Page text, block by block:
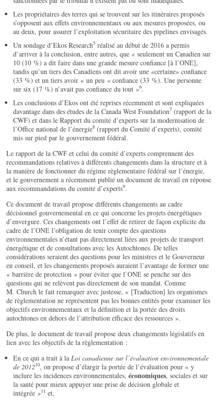
Les propriétaires des terres qui se trouvent sur les itinéraires proposés
s’opposent aux effets environnementaux ou aux mesures proposées, ou
au deux, pour assurer l’exploitation sécuritaire des pipelines envisagés.
Un sondage d’Ekos Research5 réalisé au début de 2016 a permis
d’arriver à la conclusion, entre autres, que « seulement un Canadien sur
10 (10 %) a dit faire dans une grande mesure confiance [à l’ONE],
tandis qu’un tiers des Canadiens ont dit avoir une «certaine» confiance
(33 %) et un tiers avoir « un peu « confiance (33 %). Une personne
sur six (17 %) n’avait pas confiance du tout »6.
Les conclusions d’Ekos ont été reprises récemment et sont expliquées
davantage dans des études de la Canada West Foundation7 (rapport de la
CWF) et dans le Rapport du comité d’experts sur la modernisation de
l’Office national de l’énergie8 (rapport du Comité d’experts), comité
mis sur pied par le gouvernement fédéral.
Le rapport de la CWF et celui du comité d’experts comprennent des
recommandations relatives à différents changements dans la structure et à
la manière de fonctionner du régime règlementaire fédéral sur l’énergie,
et le gouvernement a récemment publié un document de travail en réponse
aux recommandations du comité d’experts9.
Ce document de travail propose différents changements au cadre
décisionnel gouvernemental en ce qui concerne les projets énergétiques
d’envergure. Ces changements ont l’effet de retirer de façon explicite du
cadre de l’ONE l’obligation de tenir compte des questions
environnementales n’étant pas directement liées aux projets de transport
énergétique et de consultations avec les Autochtones. De telles
considérations seraient des questions pour les ministres et le Gouverneur
en conseil, et les changements proposés auraient l’avantage de former une
« barrière de protection » pour éviter que l’ONE se penche sur des
questions qui ne relèvent pas directement de son mandat. Comme
M. Church le fait remarquer avec justesse, « [Traduction] les organismes
de règlementation ne représentent pas les bonnes entités pour examiner les
objectifs environnementaux et la définition et la portée des droits
autochtones en dehors de l’attribution efficace des ressources ».
De plus, le document de travail propose deux changements législatifs en
lien avec les objectifs de la règlementation :
En ce qui a trait à la Loi canadienne sur l’évaluation environnementale
de 201210, on propose d’élargir la portée de l’évaluation pour « y
inclure les incidences environnementales,économiques, sociales et sur
la santé pour mieux appuyer une prise de décision globale et
intégrée »11 et,